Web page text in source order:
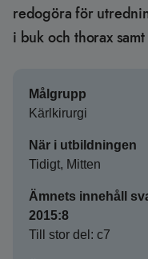
redogöra för
i buk och thorax
Målgrupp
Kärlkirurgi
När i utbildningen
Tidigt, Mitten
Ämnets innehåll
2015:8
Till stor del: c7